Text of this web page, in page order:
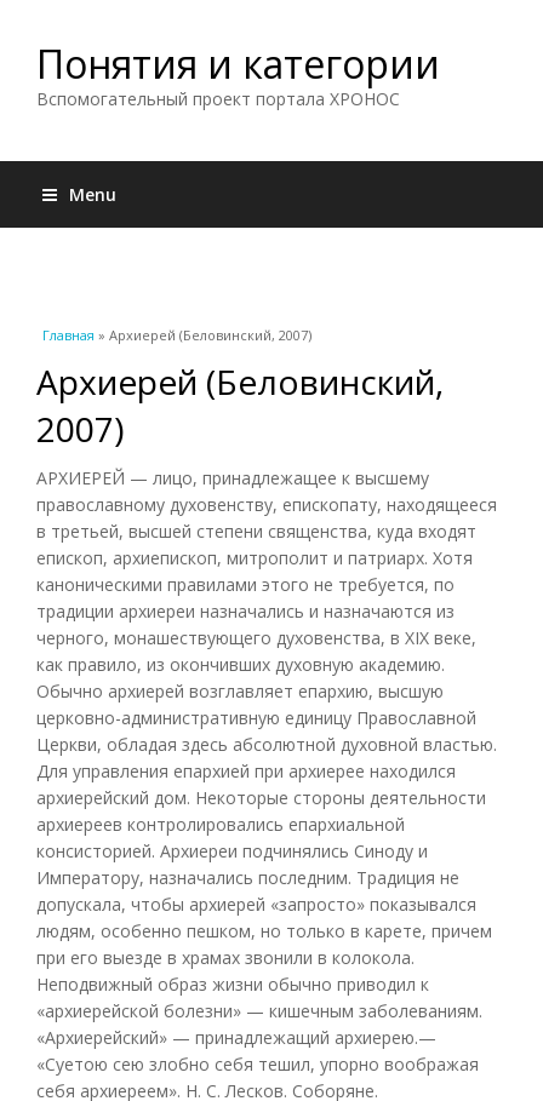
Понятия и категории
Вспомогательный проект портала ХРОНОС
Menu
Вы здесь
Главная » Архиерей (Беловинский, 2007)
Архиерей (Беловинский,
2007)
АРХИЕРЕЙ — лицо, принадлежащее к высшему
православному духовенству, епископату, находящееся
в третьей, высшей степени священства, куда входят
епископ, архиепископ, митрополит и патриарх. Хотя
каноническими правилами этого не требуется, по
традиции архиереи назначались и назначаются из
черного, монашествующего духовенства, в XIX веке,
как правило, из окончивших духовную академию.
Обычно архиерей возглавляет епархию, высшую
церковно-административную единицу Православной
Церкви, обладая здесь абсолютной духовной властью.
Для управления епархией при архиерее находился
архиерейский дом. Некоторые стороны деятельности
архиереев контролировались епархиальной
консисторией. Архиереи подчинялись Синоду и
Императору, назначались последним. Традиция не
допускала, чтобы архиерей «запросто» показывался
людям, особенно пешком, но только в карете, причем
при его выезде в храмах звонили в колокола.
Неподвижный образ жизни обычно приводил к
«архиерейской болезни» — кишечным заболеваниям.
«Архиерейский» — принадлежащий архиерею.—
«Суетою сею злобно себя тешил, упорно воображая
себя архиереем». Н. С. Лесков. Соборяне.